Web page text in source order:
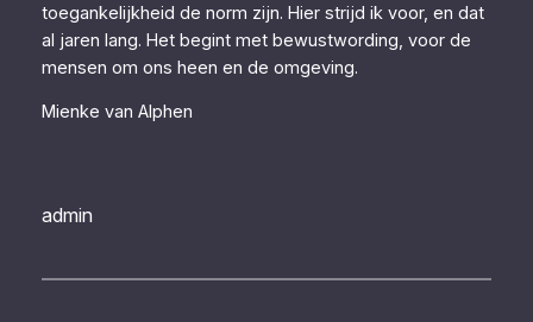
toegankelijkheid de norm zijn. Hier strijd ik voor, en dat
al jaren lang. Het begint met bewustwording, voor de
mensen om ons heen en de omgeving.
Mienke van Alphen
admin